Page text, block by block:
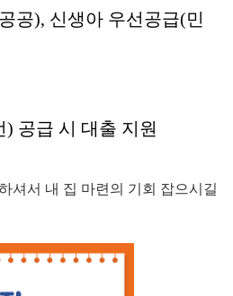
공), 신생아 우선공급(민
공급 시 대출 지원
셔서 내 집 마련의 기회 잡으시길